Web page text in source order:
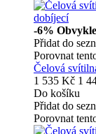
-6%
Přidat do
Porovnat
Čelová
1 535 Kč 1
Do košíku
Přidat do
Porovnat